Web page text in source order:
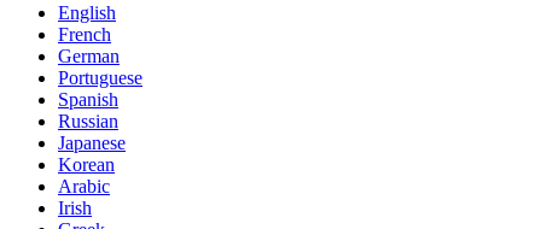
English
French
German
Portuguese
Spanish
Russian
Japanese
Korean
Arabic
Irish